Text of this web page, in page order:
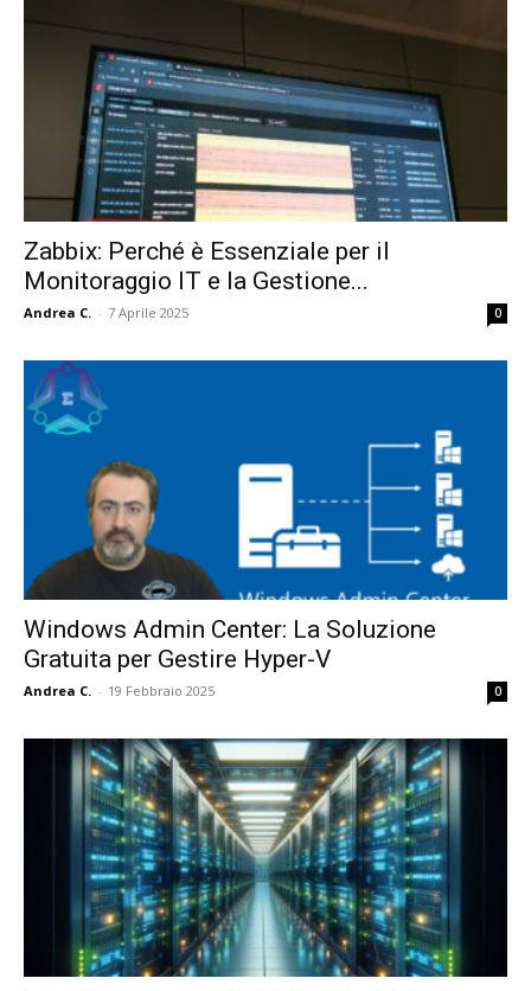
Zabbix: Perché è Essenziale per il
Monitoraggio IT e la Gestione...
Andrea C. - 7 Aprile 2025 0
Windows Admin Center: La Soluzione
Gratuita per Gestire Hyper-V
Andrea C. - 19 Febbraio 2025 0